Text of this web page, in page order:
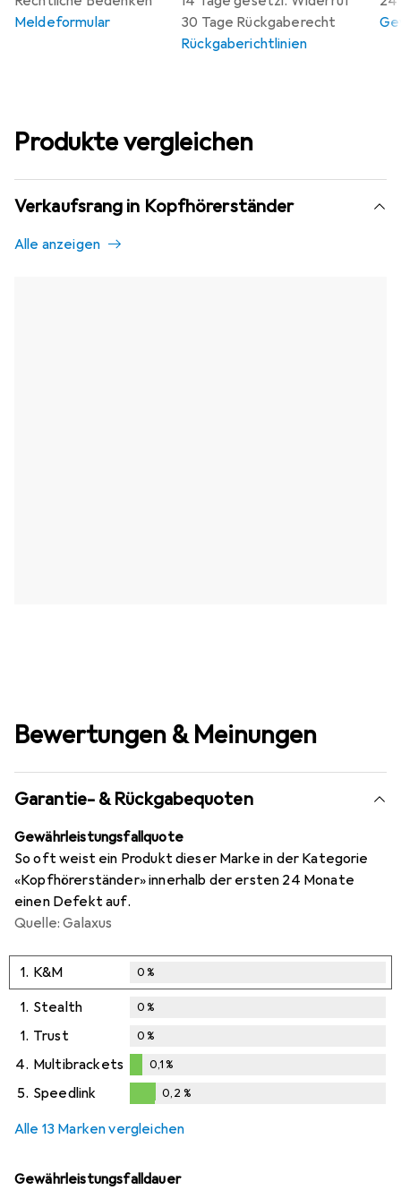
30 Tage Rückgaberecht
Rückgaberichtlinien
Meldeformular
Produkte vergleichen
Verkaufsrang in Kopfhörerständer
Alle anzeigen
Bewertungen & Meinungen
Garantie- & Rückgabequoten
Gewährleistungsfallquote
So oft weist ein Produkt dieser Marke in der Kategorie
«Kopfhörerständer» innerhalb der ersten 24 Monate
einen Defekt auf.
Quelle: Galaxus
1. K&M 0%
1. Stealth 0%
1. Trust 0%
4. Multibrackets
%
0,1%
5. Speedlink 0,2 %
Alle 13 Marken vergleichen
Gewährleistungsfalldauer